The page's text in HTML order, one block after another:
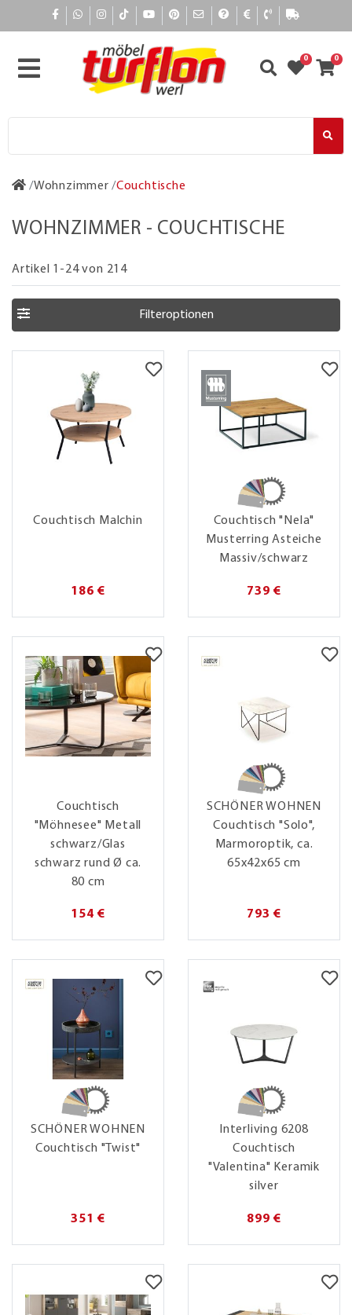
0 0
Wohnzimmer Couchtische
WOHNZIMMER - COUCHTISCHE
Artikel 1-24 von 214
Filteroptionen
Couchtisch Malchin
186 €
Couchtisch "Nela"
Musterring Asteiche
Massiv/schwarz
739 €
Couchtisch
"Möhnesee" Metall
schwarz/Glas
schwarz rund Ø ca.
80 cm
154 €
SCHÖNER WOHNEN
Couchtisch "Solo",
Marmoroptik, ca.
65x42x65 cm
793 €
SCHÖNER WOHNEN
Couchtisch "Twist"
351 €
Interliving 6208
Couchtisch
"Valentina" Keramik
silver
899 €